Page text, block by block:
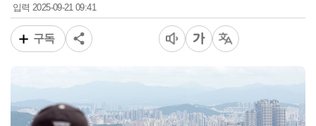
입력2025-09-21 09:41
구독